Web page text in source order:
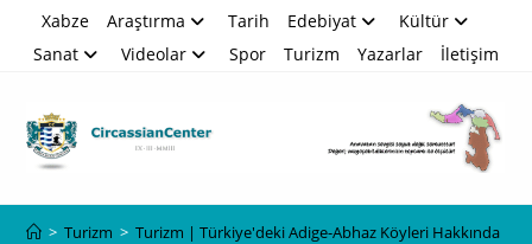
Xabze Araştırma Tarih Edebiyat
Kültür
Sanat
Videolar Spor Turizm Yazarlar İletişim
> Turizm > Turizm | Türkiye'deki Adige-Abhaz Köyleri Hakkında